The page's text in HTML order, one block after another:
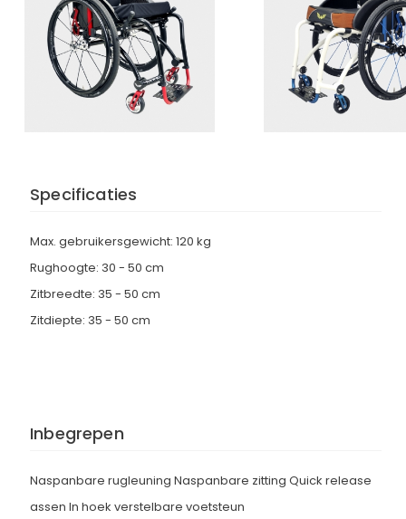
Specificaties
Max. gebruikersgewicht: 120 kg
Rughoogte: 30 - 50 cm
Zitbreedte: 35 - 50 cm
Zitdiepte: 35 - 50 cm
Inbegrepen
Naspanbare rugleuning Naspanbare zitting Quick release
assen In hoek verstelbare voetsteun